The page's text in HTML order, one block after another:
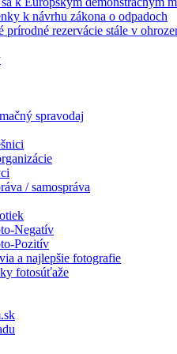
k návrhu zákona o odpadoch
prírodné rezervácie stále v
spravodaj
/ samospráva
Negatív
Pozitív
a najlepšie fotografie
fotosúťaže